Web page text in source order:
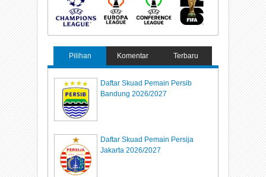
Pilihan Komentar Terbaru
Daftar Skuad Pemain Persib
Bandung 2026/2027
Daftar Skuad Pemain Persija
Jakarta 2026/2027